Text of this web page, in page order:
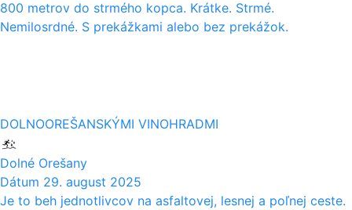
800 metrov do strmého kopca. Krátke. Strmé.
Nemilosrdné. S prekážkami alebo bez prekážok.
DOLNOOREŠANSKÝMI VINOHRADMI
Dolné Orešany
Dátum 29. august 2025
Je to beh jednotlivcov na asfaltovej, lesnej a poľnej ceste.